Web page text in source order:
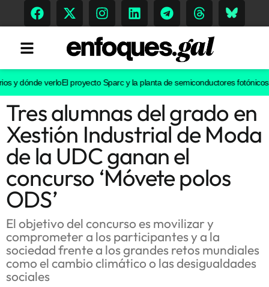
Tendencias
Memoria Histórica
Gastronomía
Escenarios
Sostenibilidad
dónde verloEl proyecto Sparc y la planta de semiconductores fotónicos de
Tres alumnas del grado en
Xestión Industrial de Moda
de la UDC ganan el
concurso ‘Móvete polos
ODS’
El objetivo del concurso es movilizar y
comprometer a los participantes y a la
sociedad frente a los grandes retos mundiales
como el cambio climático o las desigualdades
sociales